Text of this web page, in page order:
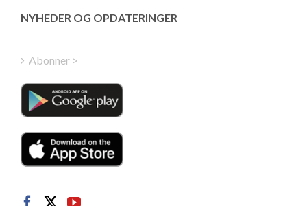
NYHEDER OG OPDATERINGER
Abonner >